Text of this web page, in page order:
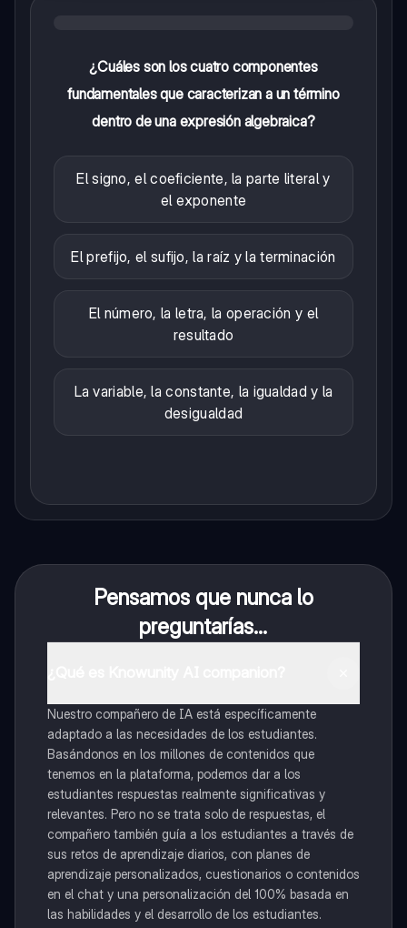
¿Cuáles son los cuatro componentes
fundamentales que caracterizan a un término
dentro de una expresión algebraica?
El signo, el coeficiente, la parte literal y
el exponente
El prefijo, el sufijo, la raíz y la terminación
El número, la letra, la operación y el
resultado
La variable, la constante, la igualdad y la
desigualdad
Pensamos que nunca lo
preguntarías...
Nuestro compañero de IA está específicamente
adaptado a las necesidades de los estudiantes.
Basándonos en los millones de contenidos que
tenemos en la plataforma, podemos dar a los
estudiantes respuestas realmente significativas y
relevantes. Pero no se trata solo de respuestas, el
compañero también guía a los estudiantes a través de
sus retos de aprendizaje diarios, con planes de
aprendizaje personalizados, cuestionarios o contenidos
en el chat y una personalización del 100% basada en
las habilidades y el desarrollo de los estudiantes.